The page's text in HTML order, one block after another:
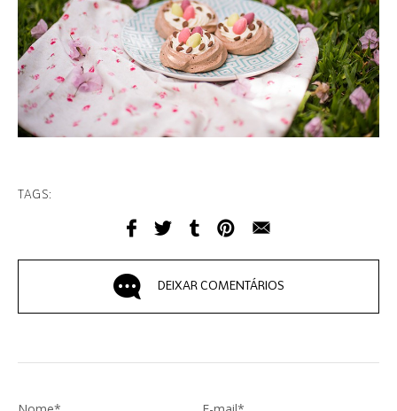
TAGS:
DEIXAR COMENTÁRIOS